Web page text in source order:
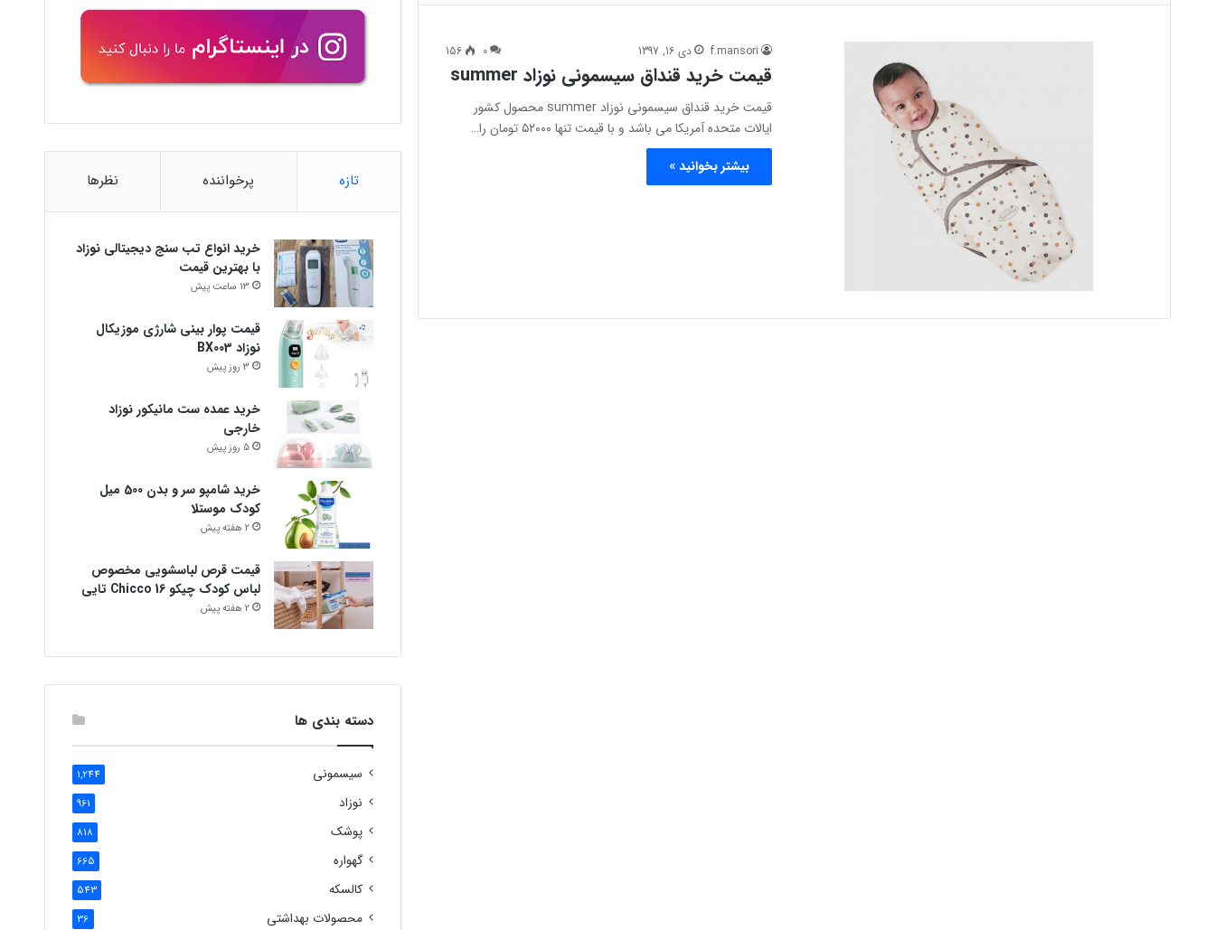
f.mansori دی 16, 1397 0
156
قیمت خرید قنداق سیسمونی نوزاد summer
قیمت خرید قنداق سیسمونی نوزاد summer محصول کشور
ایالات متحده آمریکا می باشد و با قیمت تنها ۵۲۰۰۰ تومان را…
بیشتر بخوانید »
تازه پرخواننده نظرها
خرید انواع تب سنج دیجیتالی نوزاد
با بهترین قیمت
13 ساعت پیش
قیمت پوار بینی شارژی موزیکال
نوزاد BX003
3 روز پیش
خرید عمده ست مانیکور نوزاد
خارجی
5 روز پیش
خرید شامپو سر و بدن 500 میل
کودک موستلا
2 هفته پیش
قیمت قرص لباسشویی مخصوص
لباس کودک چیکو Chicco 16 تایی
2 هفته پیش
دسته بندی ها
سیسمونی 1,244
نوزاد 961
پوشک 818
گهواره 665
کالسکه 543
محصولات بهداشتی 36